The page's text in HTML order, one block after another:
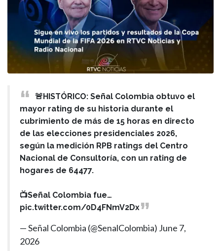
🚨HISTÓRICO: Señal Colombia obtuvo el
mayor rating de su historia durante el
cubrimiento de más de 15 horas en directo
de las elecciones presidenciales 2026,
según la medición RPB ratings del Centro
Nacional de Consultoría, con un rating de
hogares de 64477.
📺Señal Colombia fue…
pic.twitter.com/0D4FNmV2Dx
— Señal Colombia (@SenalColombia) June 7,
2026